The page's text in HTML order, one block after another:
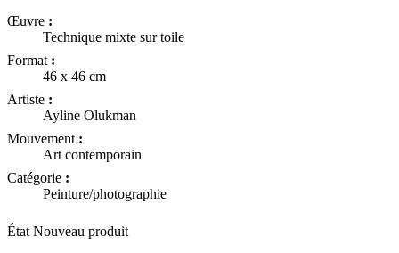
Œuvre :
Technique mixte sur toile
Format :
46 x 46 cm
Artiste :
Ayline Olukman
Mouvement :
Art contemporain
Catégorie :
Peinture/photographie
État Nouveau produit